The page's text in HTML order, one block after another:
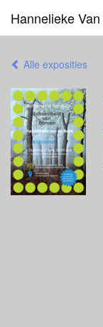
Alle exposities